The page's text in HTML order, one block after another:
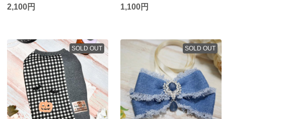
2,100円 1,100円
SOLD OUT SOLD OUT